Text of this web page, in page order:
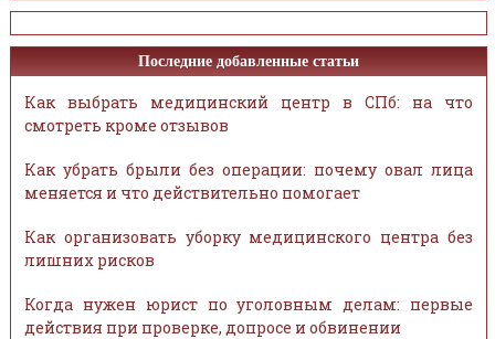
Последние добавленные статьи
Как выбрать медицинский центр в СПб: на что
смотреть кроме отзывов
Как убрать брыли без операции: почему овал лица
меняется и что действительно помогает
Как организовать уборку медицинского центра без
лишних рисков
Когда нужен юрист по уголовным делам: первые
действия при проверке, допросе и обвинении